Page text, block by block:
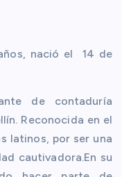
nació el 14 de
de contaduría
Reconocida en el
latinos, por ser una
cautivadora.En su